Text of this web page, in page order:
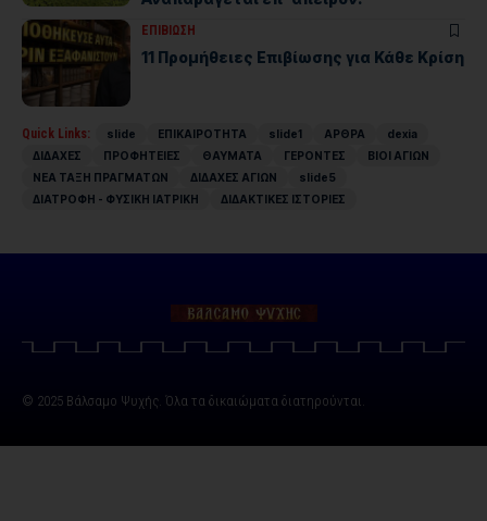
ΕΠΙΒΙΩΣΗ
11 Προμήθειες Επιβίωσης για Κάθε Κρίση
Quick Links: slide ΕΠΙΚΑΙΡΟΤΗΤΑ slide1 ΑΡΘΡΑ
dexia
ΔΙΔΑΧΕΣ
ΠΡΟΦΗΤΕΙΕΣ ΘΑΥΜΑΤΑ ΓΕΡΟΝΤΕΣ
ΒΙΟΙ ΑΓΙΩΝ
ΝΕΑ ΤΑΞΗ ΠΡΑΓΜΑΤΩΝ
ΔΙΔΑΧΕΣ ΑΓΙΩΝ
slide5
ΔΙΑΤΡΟΦΗ - ΦΥΣΙΚΗ ΙΑΤΡΙΚΗ
ΔΙΔΑΚΤΙΚΕΣ ΙΣΤΟΡΙΕΣ
© 2025 Βάλσαμο Ψυχής. Όλα τα δικαιώματα διατηρούνται.